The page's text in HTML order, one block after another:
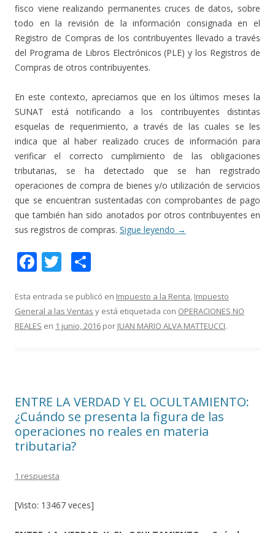
fisco viene realizando permanentes cruces de datos, sobre
todo en la revisión de la información consignada en el
Registro de Compras de los contribuyentes llevado a través
del Programa de Libros Electrónicos (PLE) y los Registros de
Compras de otros contribuyentes.
En este contexto, apreciamos que en los últimos meses la
SUNAT está notificando a los contribuyentes distintas
esquelas de requerimiento, a través de las cuales se les
indica que al haber realizado cruces de información para
verificar el correcto cumplimiento de las obligaciones
tributarias, se ha detectado que se han registrado
operaciones de compra de bienes y/o utilización de servicios
que se encuentran sustentadas con comprobantes de pago
que también han sido anotados por otros contribuyentes en
sus registros de compras. Sigue leyendo →
F
e
b
T
itt
er
m
p
Esta entrada se publicó en Impuesto a la Renta, Impuesto
General a las Ventas y está etiquetada con OPERACIONES NO
REALES en 1 junio, 2016 por JUAN MARIO ALVA MATTEUCCI.
ENTRE LA VERDAD Y EL OCULTAMIENTO:
¿Cuándo se presenta la figura de las
operaciones no reales en materia
tributaria?
1 respuesta
[Visto: 13467 veces]